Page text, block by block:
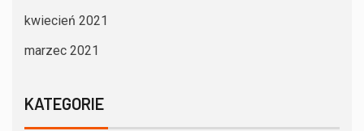
kwiecień 2021
marzec 2021
KATEGORIE